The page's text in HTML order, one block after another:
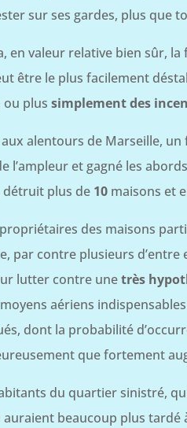
sur ses gardes, plus que
en valeur relative bien sûr, la
être le plus facilement
ou plussimplement des
aux alentours de Marseille,
l’ampleur et gagné les
détruit plus de 10 maisons et
des maisons
par contre plusieurs d’entre
lutter contre unetrès
moyens aériens
dont la probabilité
que fortement
du quartier sinistré,
auraient beaucoup plus